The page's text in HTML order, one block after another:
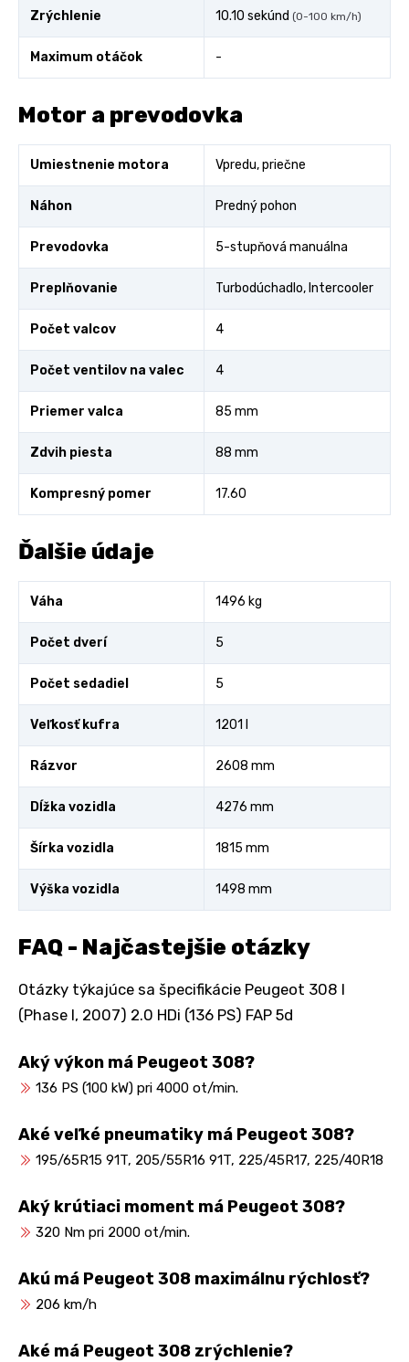
Zrýchlenie 10.10 sekúnd (0-100 km/h)
Maximum otáčok -
Motor a prevodovka
Umiestnenie motora Vpredu, priečne
Náhon Predný pohon
Prevodovka 5-stupňová manuálna
Preplňovanie Turbodúchadlo, Intercooler
Počet valcov 4
Počet ventilov na valec 4
Priemer valca 85 mm
Zdvih piesta 88 mm
Kompresný pomer 17.60
Ďalšie údaje
Váha 1496 kg
Počet dverí 5
Počet sedadiel 5
Veľkosť kufra 1201 l
Rázvor 2608 mm
Dĺžka vozidla 4276 mm
Šírka vozidla 1815 mm
Výška vozidla 1498 mm
FAQ - Najčastejšie otázky
Otázky týkajúce sa špecifikácie Peugeot 308 I
(Phase I, 2007) 2.0 HDi (136 PS) FAP 5d
Aký výkon má Peugeot 308?
136 PS (100 kW) pri 4000 ot/min.
Aké veľké pneumatiky má Peugeot 308?
195/65R15 91T, 205/55R16 91T, 225/45R17, 225/40R18
Aký krútiaci moment má Peugeot 308?
320 Nm pri 2000 ot/min.
Akú má Peugeot 308 maximálnu rýchlosť?
206 km/h
Aké má Peugeot 308 zrýchlenie?